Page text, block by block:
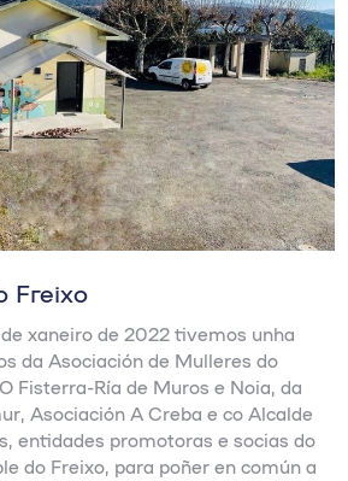
Freixo
xaneiro de 2022 tivemos unha
da Asociación de Mulleres do
Fisterra-Ría de Muros e Noia, da
Asociación A Creba e co Alcalde
entidades promotoras e socias do
do Freixo, para poñer en común a